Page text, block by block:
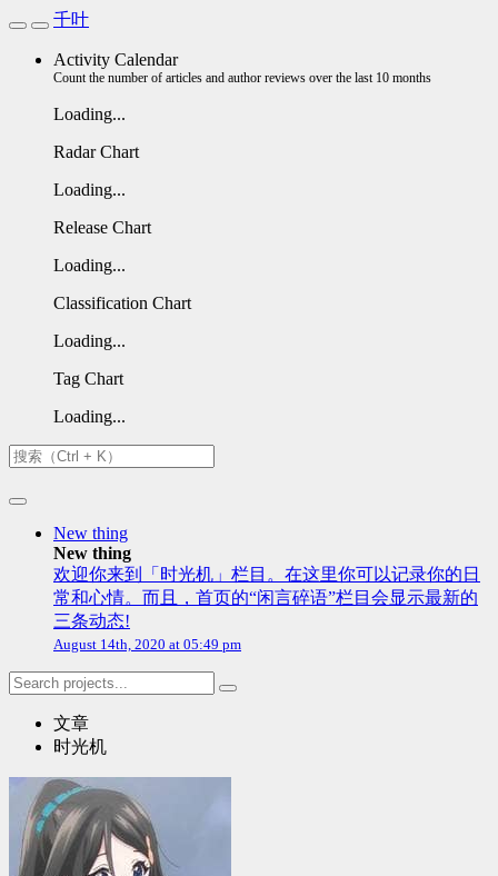
千叶
Activity Calendar
Count the number of articles and author reviews over the last 10 months
Loading...
Radar Chart
Loading...
Release Chart
Loading...
Classification Chart
Loading...
Tag Chart
Loading...
New thing
New thing
欢迎你来到「时光机」栏目。在这里你可以记录你的日
常和心情。而且，首页的“闲言碎语”栏目会显示最新的
三条动态!
August 14th, 2020 at 05:49 pm
文章
时光机